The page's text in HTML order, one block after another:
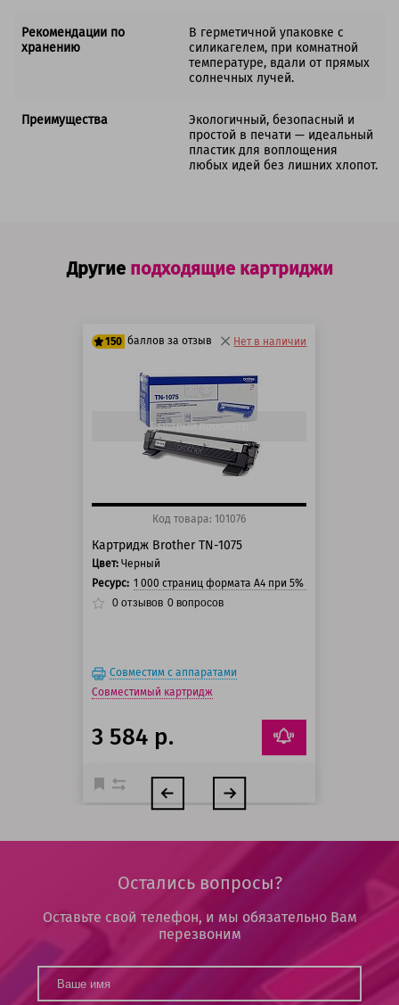
Рекомендации по
хранению
В герметичной упаковке с
силикагелем, при комнатной
температуре, вдали от прямых
солнечных лучей.
Преимущества
Экологичный, безопасный и
простой в печати — идеальный
пластик для воплощения
любых идей без лишних хлопот.
Другие подходящие картриджи
150 баллов за отзыв
125 баллов
150 баллов
Нет в наличии
Быстрый просмотр
Код товара: 101076
Картридж Brother TN-1075
Цвет: Черный
Ресурс: 1 000 страниц формата А4 при 5% заполнении
0 отзывов 0 вопросов
Совместим с аппаратами
Совместимый картридж
3 584 р.
Остались вопросы?
Оставьте свой телефон, и мы обязательно Вам
перезвоним